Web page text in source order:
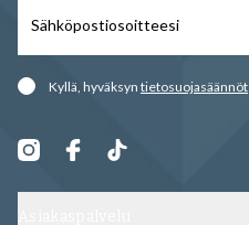
Kyllä, hyväksyn tietosuojasäännöt